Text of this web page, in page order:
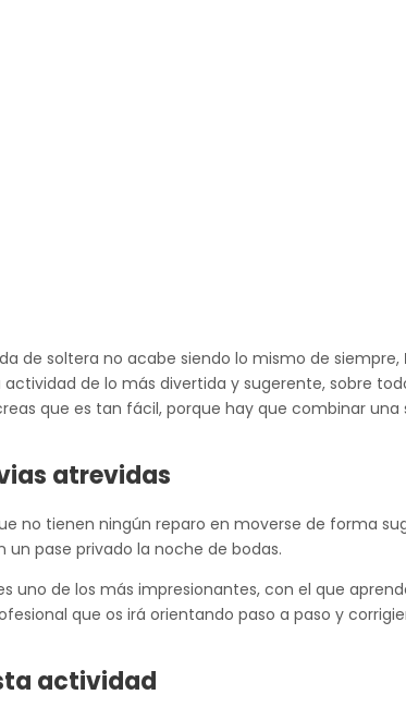
de soltera no acabe siendo lo mismo de siempre,
de lo más divertida y sugerente, sobre
que es tan fácil, porque hay que combinar
atrevidas
no tienen ningún reparo en moverse de forma
pase privado la noche de bodas.
uno de los más impresionantes, con el que
que os irá orientando paso a paso y
actividad